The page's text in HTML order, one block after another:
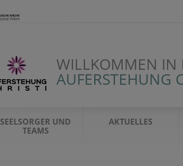
WILLKOMMEN IN
AUFERSTEHUNG
SEELSORGER UND
TEAMS
AKTUELLES